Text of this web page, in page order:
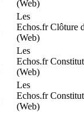
(Web)
Les
Echos.fr
(Web)
Clôture
Les
Echos.fr
(Web)
Les
Echos.fr
(Web)